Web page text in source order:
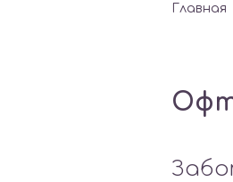
Главная